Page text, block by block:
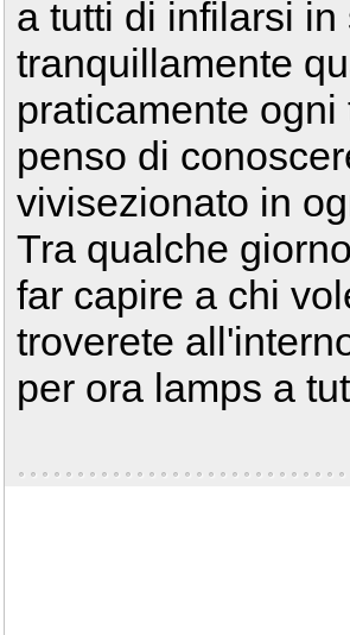
a tutti di infilarsi
tranquillamente
praticamente
penso di
vivisezionato in
Tra qualche
far capire a chi
troverete
per ora lamps a